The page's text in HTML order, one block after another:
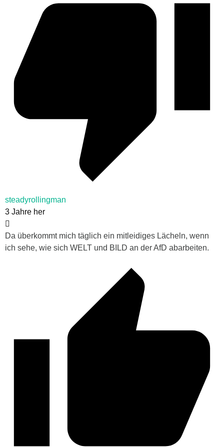
steadyrollingman
3 Jahre her
Da überkommt mich täglich ein mitleidiges Lächeln, wenn
ich sehe, wie sich WELT und BILD an der AfD abarbeiten.